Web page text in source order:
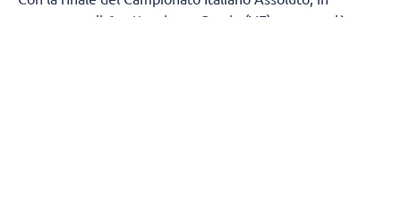
programma il 6 settembre a Caorle (VE) sempre più